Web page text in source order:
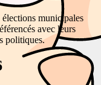
municipales
avec leurs
politiques.